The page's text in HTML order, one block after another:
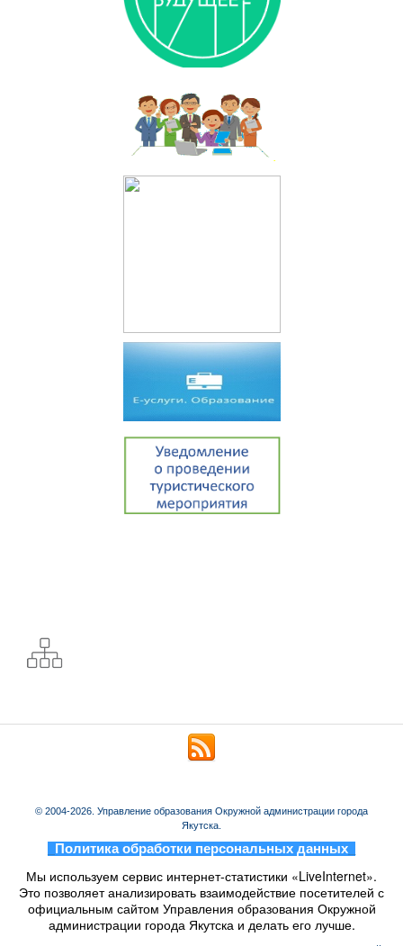
© 2004-2026. Управление образования Окружной администрации города
Якутска.
Политика обработки персональных данных
Мы используем сервис интернет-статистики «LiveInternet».
Это позволяет анализировать взаимодействие посетителей с
официальным сайтом Управления образования Окружной
администрации города Якутска и делать его лучше.